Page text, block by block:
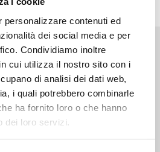
personalizzare contenuti ed
dei social media e per
Condividiamo inoltre
cui utilizza il nostro sito con i
di analisi dei dati web,
i quali potrebbero combinarle
ha fornito loro o che hanno
dei loro servizi.
della serie